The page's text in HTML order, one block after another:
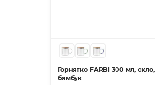
Горнятко FARBI 300 мл, скло,
бамбук